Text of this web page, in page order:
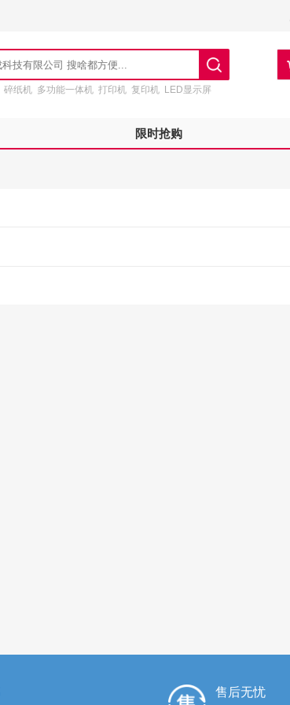
碎纸机 多功能一体机 打印机 复印机 LED显示屏
限时抢购
售后无忧